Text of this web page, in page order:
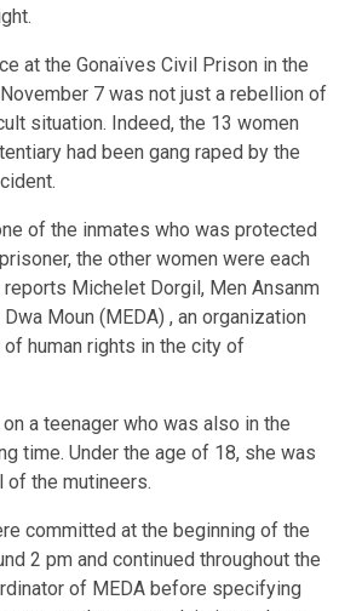
at the Gonaïves Civil Prison in the
7 was not just a rebellion of
situation. Indeed, the 13 women
had been gang raped by the
of the inmates who was protected
the other women were each
Michelet Dorgil, Men Ansanm
Moun (MEDA) , an organization
human rights in the city of
a teenager who was also in the
time. Under the age of 18, she was
of the mutineers.
committed at the beginning of the
2 pm and continued throughout the
of MEDA before specifying